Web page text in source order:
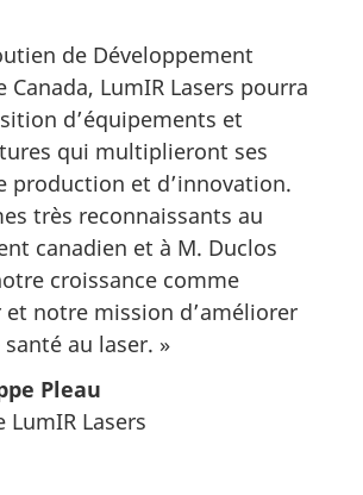
de Développement
Canada, LumIR Lasers pourra
d’équipements et
qui multiplieront ses
production et d’innovation.
très reconnaissants au
canadien et à M. Duclos
croissance comme
notre mission d’améliorer
au laser. »
Pleau
LumIR Lasers